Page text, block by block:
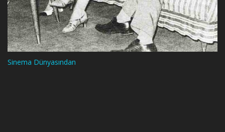
Sinema Dünyasından